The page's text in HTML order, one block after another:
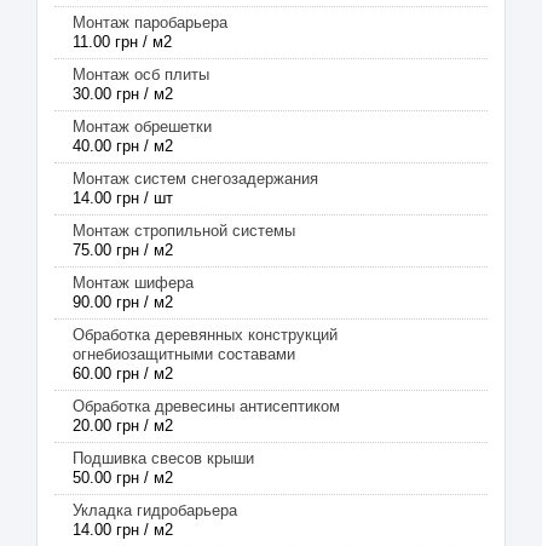
Монтаж паробарьера
11.00 грн / м2
Монтаж осб плиты
30.00 грн / м2
Монтаж обрешетки
40.00 грн / м2
Монтаж систем снегозадержания
14.00 грн / шт
Монтаж стропильной системы
75.00 грн / м2
Монтаж шифера
90.00 грн / м2
Обработка деревянных конструкций
огнебиозащитными составами
60.00 грн / м2
Обработка древесины антисептиком
20.00 грн / м2
Подшивка свесов крыши
50.00 грн / м2
Укладка гидробарьера
14.00 грн / м2